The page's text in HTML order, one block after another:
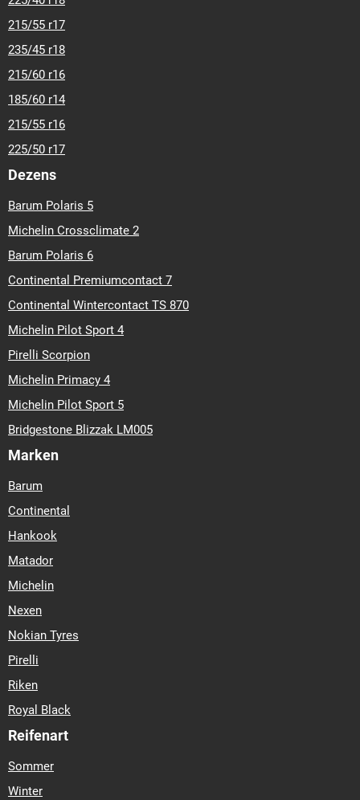
215/55 r17
235/45 r18
215/60 r16
185/60 r14
215/55 r16
225/50 r17
Dezens
Barum Polaris 5
Michelin Crossclimate 2
Barum Polaris 6
Continental Premiumcontact 7
Continental Wintercontact TS 870
Michelin Pilot Sport 4
Pirelli Scorpion
Michelin Primacy 4
Michelin Pilot Sport 5
Bridgestone Blizzak LM005
Marken
Barum
Continental
Hankook
Matador
Michelin
Nexen
Nokian Tyres
Pirelli
Riken
Royal Black
Reifenart
Sommer
Winter